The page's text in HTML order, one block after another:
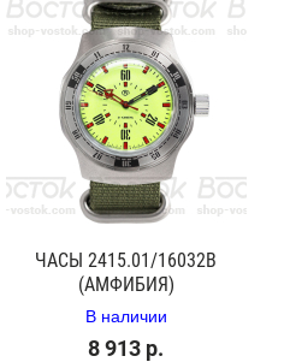
ЧАСЫ 2415.01/16032В
(АМФИБИЯ)
В наличии
8 913 р.